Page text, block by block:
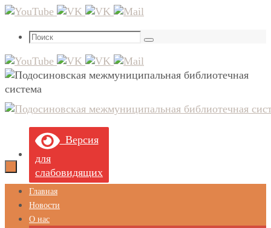
Перейти
содержимому
Что
Поиск
Версия
для
слабовидящих
Перейти
содержимому
Главная
Новости
О нас